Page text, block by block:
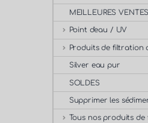
MEILLEURES VENTES
Point d'eau / UV
Produits de filtration
Silver eau pur
SOLDES
Supprimer les
Tous nos produits